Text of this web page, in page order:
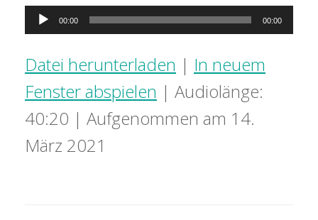
Audio-
00:00 00:00
Datei herunterladen | In neuem
Fenster abspielen | Audiolänge:
40:20 | Aufgenommen am 14.
März 2021